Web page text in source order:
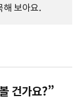
해 보아요.
건가요?”